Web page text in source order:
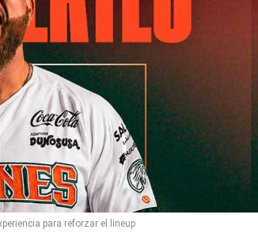
para reforzar el lineup